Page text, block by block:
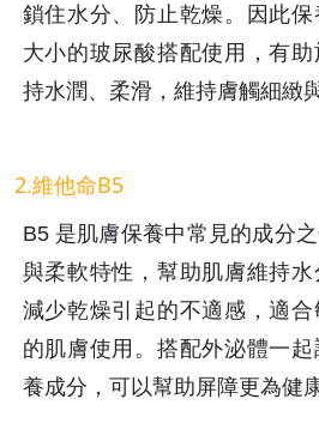
鎖住水分、防止乾燥。因此
大小的玻尿酸搭配使用，有
持水潤、柔滑，維持膚觸細緻
2.維他命B5
B5 是肌膚保養中常見的成分
與柔軟特性，幫助肌膚維持水
減少乾燥引起的不適感，適
的肌膚使用。搭配外泌體一
養成分，可以幫助屏障更為健康